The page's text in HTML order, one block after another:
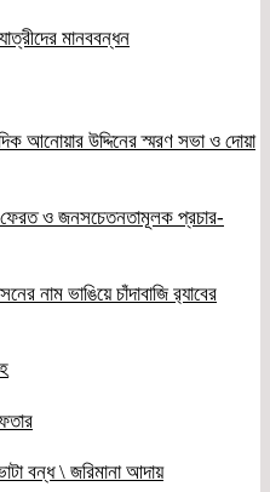
মানববন্ধন
আনোয়ার উদ্দিনের স্মরণ সভা ও দোয়া
ফেরত ও জনসচেতনতামূলক প্রচার-
নাম ভাঙিয়ে চাঁদাবাজি র‌্যাবের
বন্ধ \ জরিমানা আদায়